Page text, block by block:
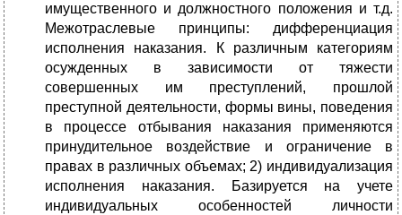
имущественного и должностного положения и т.д.
Межотраслевые принципы: дифференциация
исполнения наказания. К различным категориям
осужденных в зависимости от тяжести
совершенных им преступлений, прошлой
преступной деятельности, формы вины, поведения
в процессе отбывания наказания применяются
принудительное воздействие и ограничение в
правах в различных объемах; 2) индивидуализация
исполнения наказания. Базируется на учете
индивидуальных особенностей личности